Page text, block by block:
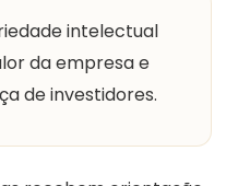
intelectual
da empresa e
de investidores.